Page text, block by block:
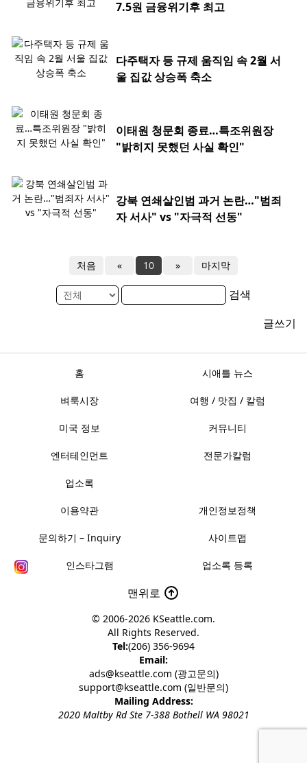
7.5원 금융위기후 최고
다주택자 등 규제 움직임 속 2월 서
울 집값 상승폭 축소
이태원 청문회 종료…특조위원장
"밝히지 못했던 사실 확인"
강북 연쇄살인범 과거 논란…"범죄
자 서사" vs "자극적 선동"
처음 « 10 » 마지막
검색
글쓰기
홈 시애틀 뉴스
벼룩시장 여행 / 맛집 / 칼럼
미국 정보 커뮤니티
엔터테인먼트 전문가칼럼
업소록
이용약관 개인정보정책
문의하기 – Inquiry 사이트맵
인스타그램 업소록 등록
맨위로
© 2006-2026 KSeattle.com.
All Rights Reserved.
Tel:(206) 356-9694
Email:
ads@kseattle.com (광고문의)
support@kseattle.com (일반문의)
Mailing Address:
2020 Maltby Rd Ste 7-388 Bothell WA 98021